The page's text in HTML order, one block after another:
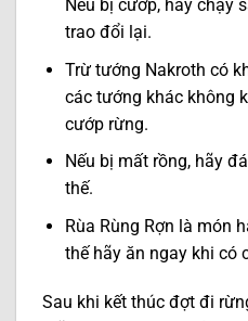
Nếu bị cướp, hãy chạy
trao đổi lại.
Trừ tướng Nakroth có
các tướng khác không
cướp rừng.
Nếu bị mất rồng, hãy
thế.
Rùa Rùng Rợn là món
thế hãy ăn ngay khi có
Sau khi kết thúc đợt đi